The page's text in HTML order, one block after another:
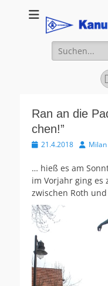
Suchen
nach:
Ran an die
chen!”
Veröffentlicht
21.4.2018 Autor
… hieß es am
im Vorjahr ging es
zwischen Roth